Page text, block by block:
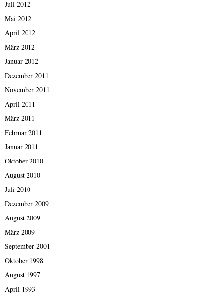
Juli 2012
Mai 2012
April 2012
März 2012
Januar 2012
Dezember 2011
November 2011
April 2011
März 2011
Februar 2011
Januar 2011
Oktober 2010
August 2010
Juli 2010
Dezember 2009
August 2009
März 2009
September 2001
Oktober 1998
August 1997
April 1993